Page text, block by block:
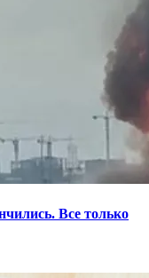
Все только